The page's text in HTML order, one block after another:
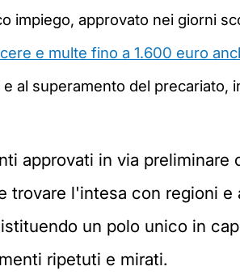
impiego, approvato nei giorni
e multe fino a 1.600 euro
al superamento del precariato,
approvati in via
trovare l'intesa con regioni
un polo unico in
ripetuti e mirati.